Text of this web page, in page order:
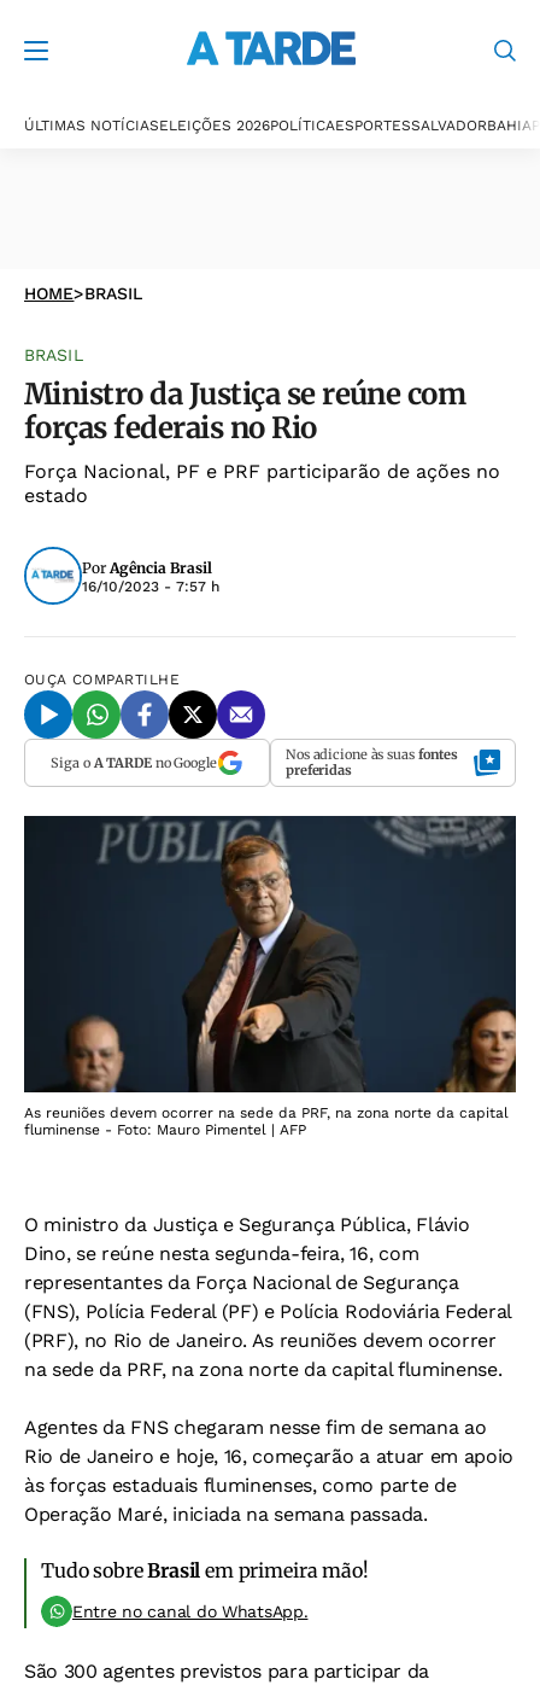
ÚLTIMAS NOTÍCIASELEIÇÕES 2026POLÍTICAESPORTESSALVADORBAHIA
HOME>BRASIL
BRASIL
Ministro da Justiça se reúne com
forças federais no Rio
Força Nacional, PF e PRF participarão de ações no
estado
PorAgência Brasil
16/10/2023 - 7:57 h
OUÇA COMPARTILHE
Siga o A TARDEno Google Nos adicione às suas fontes
preferidas
As reuniões devem ocorrer na sede da PRF, na zona norte da capital
fluminense - Foto: Mauro Pimentel | AFP
O ministro da Justiça e Segurança Pública, Flávio
Dino, se reúne nesta segunda-feira, 16, com
representantes da Força Nacional de Segurança
(FNS), Polícia Federal (PF) e Polícia Rodoviária Federal
(PRF), no Rio de Janeiro. As reuniões devem ocorrer
na sede da PRF, na zona norte da capital fluminense.
Agentes da FNS chegaram nesse fim de semana ao
Rio de Janeiro e hoje, 16, começarão a atuar em apoio
às forças estaduais fluminenses, como parte de
Operação Maré, iniciada na semana passada.
Tudo sobreBrasil em primeira mão!
Entre no canal do WhatsApp.
São 300 agentes previstos para participar da